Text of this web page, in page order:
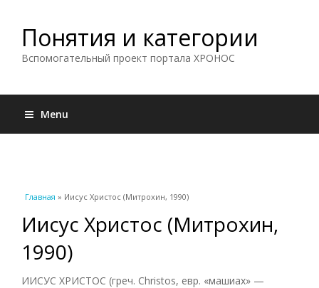
Понятия и категории
Вспомогательный проект портала ХРОНОС
Menu
Вы здесь
Главная » Иисус Христос (Митрохин, 1990)
Иисус Христос (Митрохин,
1990)
ИИСУС ХРИСТОС (греч. Christos, евр. «машиах» —